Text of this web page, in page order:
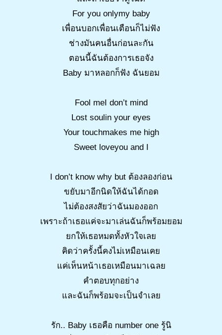
For you onlymy baby
เพื่อนบอกเพื่อนเตือนก็ไม่ฟัง
ช่างมันคนอื่นก่อนละกัน
ตอนนี้ฉันต้องการเธอจัง
Baby มาหลอกก็ฟัง ฉันยอม
Fool meI don’t mind
Lost soulin your eyes
Your touchmakes me high
Sweet loveyou and I
I don’t know why but ต้องลองก่อน
ขยับมาอีกนิดให้ฉันได้กอด
ไม่ต้องสงสัยว่าฉันมองออก
เพราะถ้าเธอแค่จะมาเล่นฉันก็พร้อมยอม
ยกให้เธอหมดทั้งหัวใจเลย
คิดว่าครั้งนี้คงไม่เหมือนเคย
แค่เห็นหน้าเธอเหมือนมาเฉลย
คำตอบทุกอย่าง
และฉันก็พร้อมจะเป็นจำเลย
รัก.. Baby เธอคือ number one รู้นิ